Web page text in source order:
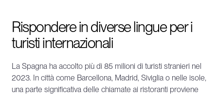
Rispondere in diverse lingue per i
turisti internazionali
La Spagna ha accolto più di 85 milioni di turisti stranieri nel
2023. In città come Barcellona, Madrid, Siviglia o nelle isole,
una parte significativa delle chiamate ai ristoranti proviene